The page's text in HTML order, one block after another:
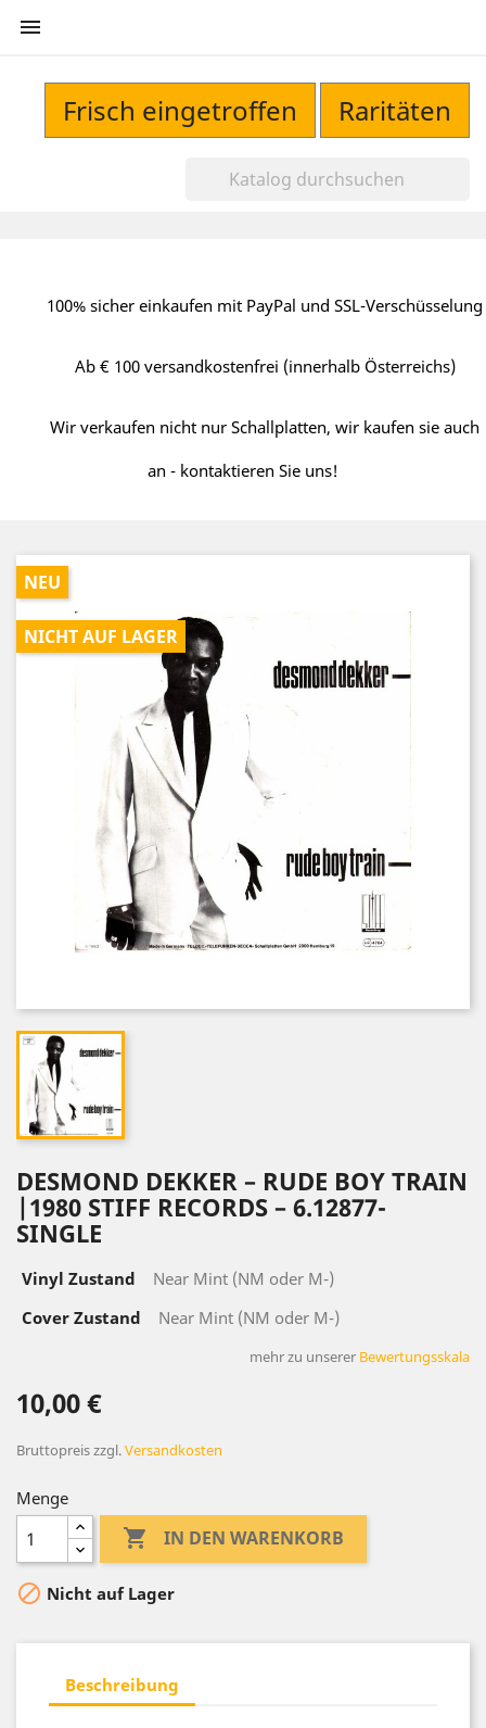

Frisch eingetroffen Raritäten
100% sicher einkaufen mit PayPal und SSL-Verschüsselung
Ab € 100 versandkostenfrei (innerhalb Österreichs)
Wir verkaufen nicht nur Schallplatten, wir kaufen sie auch
an - kontaktieren Sie uns!
NEU
NICHT AUF LAGER
DESMOND DEKKER – RUDE BOY TRAIN
|1980 STIFF RECORDS – 6.12877-
SINGLE
Vinyl Zustand
Near Mint (NM oder M-)
Cover Zustand
Near Mint (NM oder M-)
mehr zu unserer Bewertungsskala
10,00 €
Bruttopreiszzgl.Versandkosten
Menge
 IN DEN WARENKORB
 Nicht auf Lager
Beschreibung